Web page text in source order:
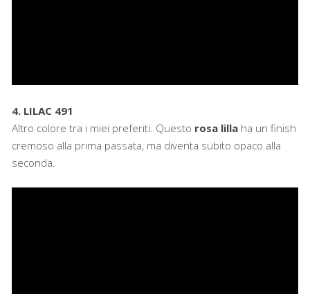
4. LILAC 491
Altro colore tra i miei preferiti. Questo rosa lilla ha un finish
cremoso alla prima passata, ma diventa subito opaco alla
seconda.